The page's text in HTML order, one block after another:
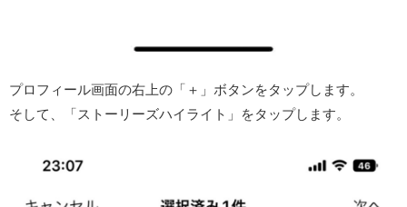
プロフィール画面の右上の「＋」ボタンをタップします。
そして、「ストーリーズハイライト」をタップします。